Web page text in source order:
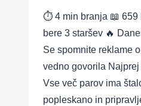
⏱ 4 min branja 📖 659
bere 3 staršev 🔥
Se spomnite reklame
vedno govorila
Vse več parov ima
popleskano in